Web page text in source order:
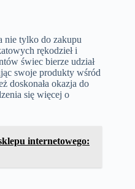
nie tylko do zakupu
rękodzieł i
świec bierze udział
swoje produkty wśród
doskonała okazja do
się więcej o
internetowego: